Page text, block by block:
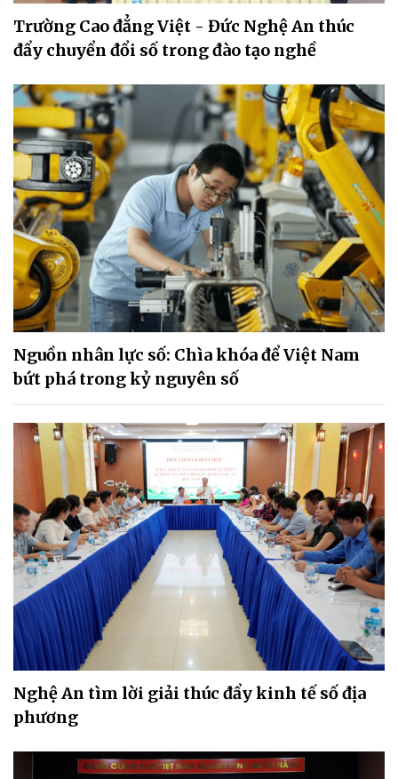
Trường Cao đẳng Việt - Đức Nghệ An thúc
đẩy chuyển đổi số trong đào tạo nghề
Nguồn nhân lực số: Chìa khóa để Việt Nam
bứt phá trong kỷ nguyên số
Nghệ An tìm lời giải thúc đẩy kinh tế số địa
phương